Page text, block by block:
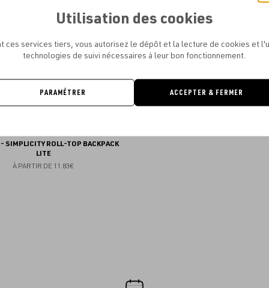
- SIMPLICITY ROLL-TOP BACKPACK
LITE
À PARTIR DE 11.83€
favoris
Utilisation des cookies
ces services tiers, vous autorisez le dépôt et la lecture de cookies et
technologies de suivi nécessaires à leur bon fonctionnement.
PARAMÉTRER ACCEPTER & FERMER